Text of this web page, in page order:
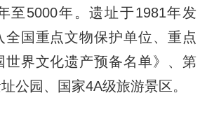
至5000年。遗址于1981年发
全国重点文物保护单位、重点
世界文化遗产预备名单》、第
公园、国家4A级旅游景区。